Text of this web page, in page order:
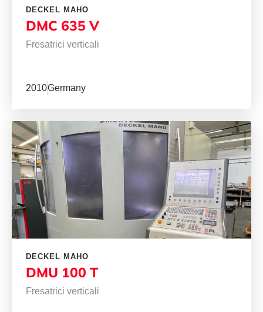
DECKEL MAHO
DMC 635 V
Fresatrici verticali
2010Germany
DECKEL MAHO
DMU 100 T
Fresatrici verticali